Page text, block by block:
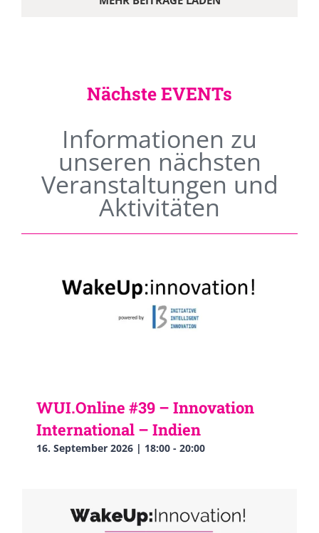
Nächste EVENTs
Informationen zu
unseren nächsten
Veranstaltungen und
Aktivitäten
WUI.Online #39 – Innovation
International – Indien
16. September 2026 | 18:00 - 20:00